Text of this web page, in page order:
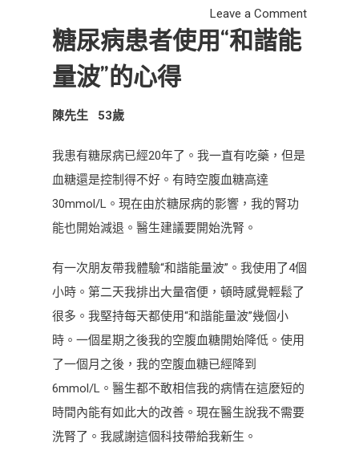
Leave a Commenton
糖尿病患者使用“和諧能
量波”的心得
陳先生 53歲
我患有糖尿病已經20年了。我一直有吃藥，但是
血糖還是控制得不好。有時空腹血糖高達
30mmol/L。現在由於糖尿病的影響，我的腎功
能也開始減退。醫生建議要開始洗腎。
有一次朋友帶我體驗“和諧能量波”。我使用了4個
小時。第二天我排出大量宿便，頓時感覺輕鬆了
很多。我堅持每天都使用“和諧能量波”幾個小
時。一個星期之後我的空腹血糖開始降低。使用
了一個月之後，我的空腹血糖已經降到
6mmol/L。醫生都不敢相信我的病情在這麼短的
時間內能有如此大的改善。現在醫生說我不需要
洗腎了。我感謝這個科技帶給我新生。